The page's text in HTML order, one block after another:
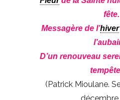
fête.
Messagère de l’hiver
D’un renouveau
(Patrick Mioulane.